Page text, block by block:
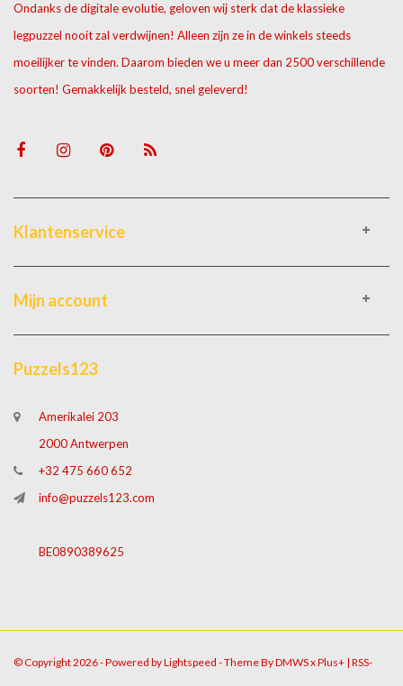
Ondanks de digitale evolutie, geloven wij sterk dat de klassieke
legpuzzel nooit zal verdwijnen! Alleen zijn ze in de winkels steeds
moeilijker te vinden. Daarom bieden we u meer dan 2500 verschillende
soorten! Gemakkelijk besteld, snel geleverd!
Klantenservice
Mijn account
Puzzels123
Amerikalei 203
2000 Antwerpen
+32 475 660 652
info@puzzels123.com
BE0890389625
© Copyright 2026 - Powered byLightspeed - Theme ByDMWSxPlus+ | RSS-